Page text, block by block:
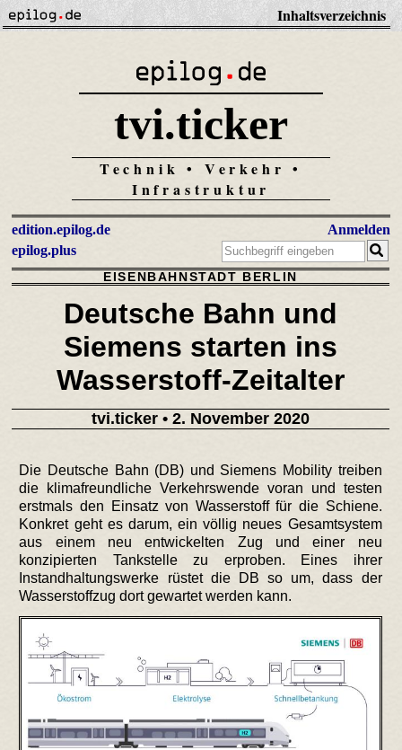
Inhaltsverzeichnis
tvi.ticker
Technik • Verkehr •
Infrastruktur
edition.epilog.de
epilog.plus
Anmelden
EISENBAHNSTADT BERLIN
Deutsche Bahn und
Siemens starten ins
Wasserstoff-Zeitalter
tvi.ticker • 2. November 2020
Die Deutsche Bahn (DB) und Siemens Mobility treiben
die klimafreundliche Verkehrswende voran und testen
erstmals den Einsatz von Wasserstoff für die Schiene.
Konkret geht es darum, ein völlig neues Gesamtsystem
aus einem neu entwickelten Zug und einer neu
konzipierten Tankstelle zu erproben. Eines ihrer
Instandhaltungswerke rüstet die DB so um, dass der
Wasserstoffzug dort gewartet werden kann.